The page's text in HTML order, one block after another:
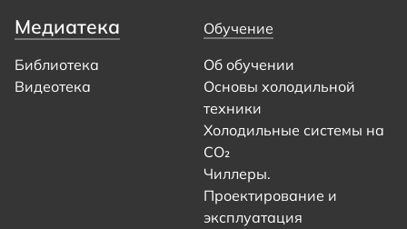
Медиатека
Библиотека
Видеотека
Обучение
Об обучении
Основы холодильной
техники
Холодильные системы на
CO₂
Чиллеры.
Проектирование и
эксплуатация